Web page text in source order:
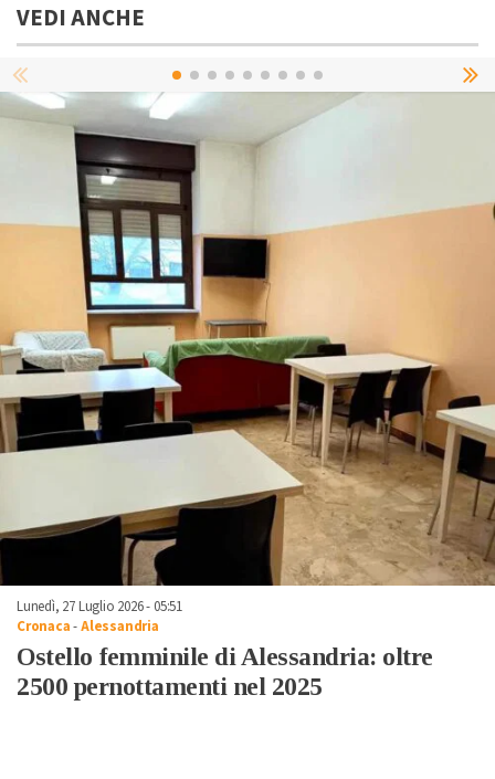
VEDI ANCHE
Lunedì, 27 Luglio 2026 - 05:51
Cronaca-Alessandria
Ostello femminile di Alessandria: oltre
2500 pernottamenti nel 2025